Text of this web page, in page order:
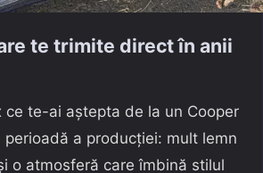
te trimite direct în anii
ce te-ai aștepta de la un Cooper
a producției: mult lemn
o atmosferă care îmbină stilul